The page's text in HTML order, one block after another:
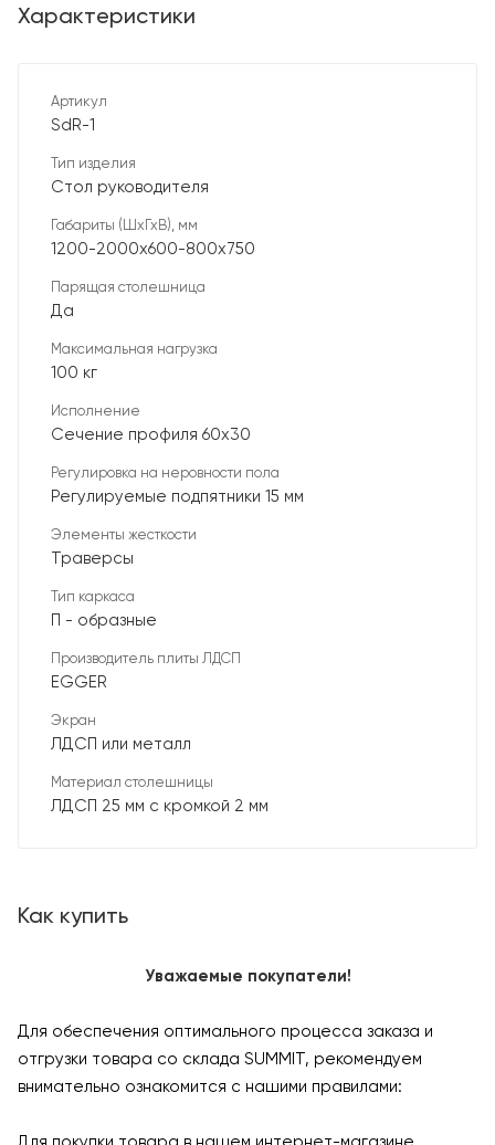
Характеристики
Артикул
SdR-1
Тип изделия
Стол руководителя
Габариты (ШхГхВ), мм
1200-2000х600-800х750
Парящая столешница
Да
Максимальная нагрузка
100 кг
Исполнение
Сечение профиля 60х30
Регулировка на неровности пола
Регулируемые подпятники 15 мм
Элементы жесткости
Траверсы
Тип каркаса
П - образные
Производитель плиты ЛДСП
EGGER
Экран
ЛДСП или металл
Материал столешницы
ЛДСП 25 мм с кромкой 2 мм
Как купить
Уважаемые покупатели!
Для обеспечения оптимального процесса заказа и
отгрузки товара со склада SUMMIT, рекомендуем
внимательно ознакомится с нашими правилами: